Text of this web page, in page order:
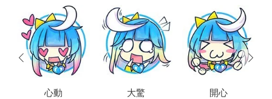
心動
大驚
開心
prev next